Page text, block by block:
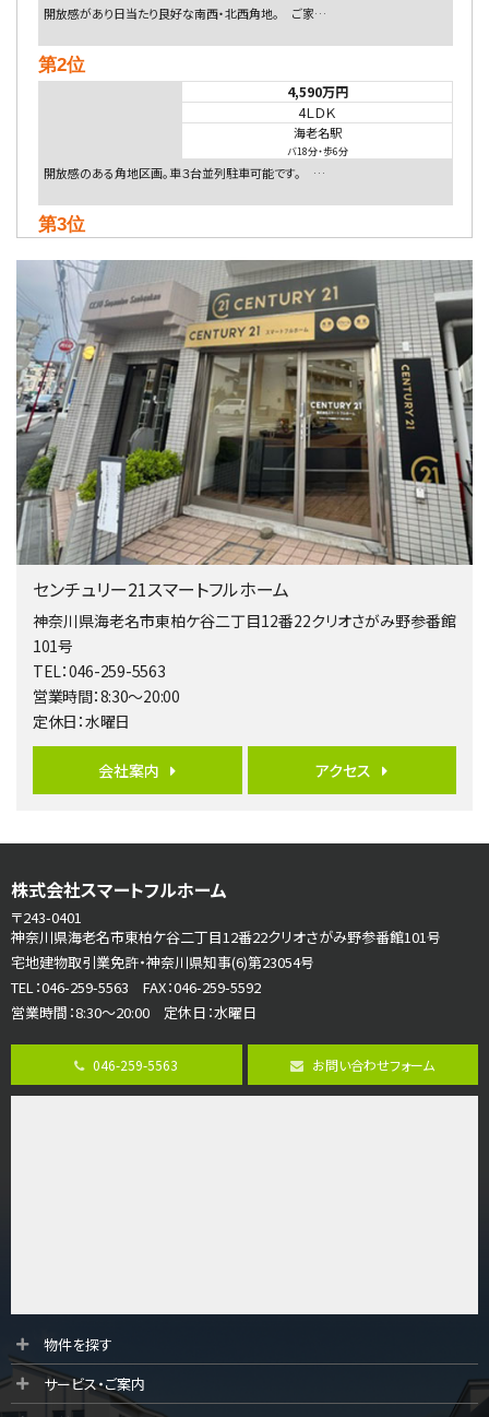
開放感があり日当たり良好な南西・北西角地。 ご家…
第2位
4,590万円
4ＬＤＫ
海老名駅
バ18分・歩6分
開放感のある角地区画。車３台並列駐車可能です。 …
第3位
4ＬＤＫ
淵野辺駅
歩17分
南側道路に面しており日当たり良好。 キッチンから…
第4位
5,480万円
4ＬＤＫ
相模大野駅
バ9分・歩4分
２０１５年６月築、積水ハウス施工住宅です。 南東…
第5位
3,680万円
バ19分・ 歩8分
開放感があり日当たり良好な南西・北西角地区画。 …
第6位
4ＳＬＤＫ
海老名駅
さがみ野駅
歩17分
ご家族が集まるLDKは１７．５帖とゆとりある広さ…
第8位
3,598万円
4ＬＤＫ
長後駅
第10位
3,990万円
古淵駅
センチュリー21スマートフルホーム
神奈川県海老名市東柏ケ谷二丁目12番22クリオさがみ野参番館
101号
TEL：046-259-5563
営業時間：8:30～20:00
定休日：水曜日
会社案内 アクセス
株式会社スマートフルホーム
〒243-0401
神奈川県海老名市東柏ケ谷二丁目12番22クリオさがみ野参番館101号
宅地建物取引業免許・神奈川県知事(6)第23054号
TEL：046-259-5563 FAX：046-259-5592
営業時間：8:30～20:00 定休日：水曜日
046-259-5563 お問い合わせフォーム
物件を探す
サービス・ご案内